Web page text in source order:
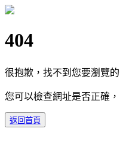
404
很抱歉，找不到您要瀏覽
您可以檢查網址是否正確
返回首頁